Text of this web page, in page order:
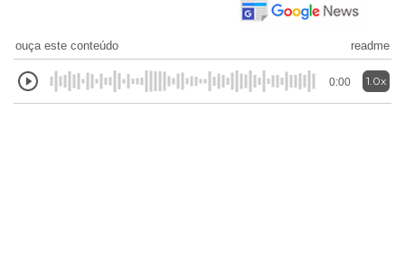
ouça este conteúdo readme
0:00 1.0x